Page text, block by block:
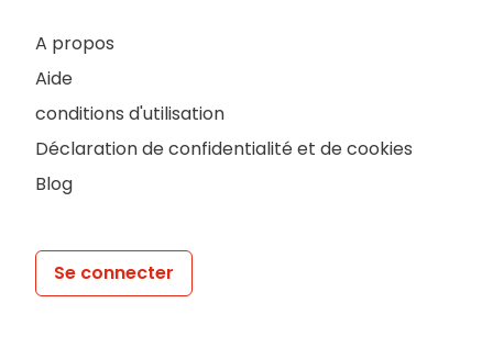
A propos
Aide
conditions d'utilisation
Déclaration de confidentialité et de cookies
Blog
Se connecter